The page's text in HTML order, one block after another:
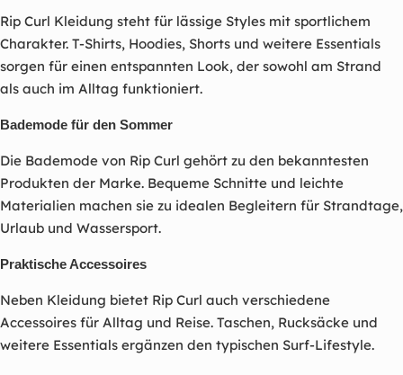
Rip Curl Kleidung steht für lässige Styles mit sportlichem
Charakter. T-Shirts, Hoodies, Shorts und weitere Essentials
sorgen für einen entspannten Look, der sowohl am Strand
als auch im Alltag funktioniert.
Bademode für den Sommer
Die Bademode von Rip Curl gehört zu den bekanntesten
Produkten der Marke. Bequeme Schnitte und leichte
Materialien machen sie zu idealen Begleitern für Strandtage,
Urlaub und Wassersport.
Praktische Accessoires
Neben Kleidung bietet Rip Curl auch verschiedene
Accessoires für Alltag und Reise. Taschen, Rucksäcke und
weitere Essentials ergänzen den typischen Surf-Lifestyle.